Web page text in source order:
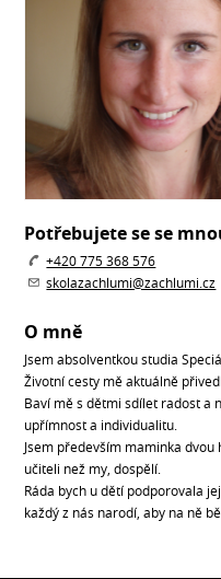
Potřebujete se se
+420 775 368 576
skolazachlumi@zachlumi.cz
O mně
Jsem absolventkou studia
Životní cesty mě aktuálně
Baví mě s dětmi sdílet radost a
upřímnost a individualitu.
Jsem především maminka
učiteli než my, dospělí.
Ráda bych u dětí podporovala
každý z nás narodí, aby na ně